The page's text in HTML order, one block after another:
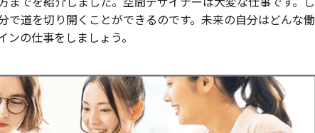
道を切り開くことができるのです。未来の自分はどんな働
の仕事をしましょう。